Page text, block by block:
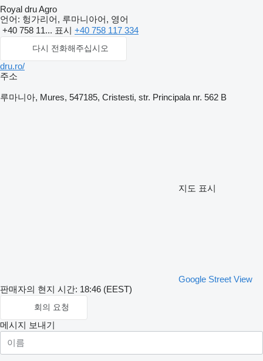
Royal dru Agro
언어: 헝가리어, 루마니아어, 영어
+40 758 11... 표시 +40 758 117 334
다시 전화해주십시오
dru.ro/
주소
루마니아, Mures, 547185, Cristesti, str. Principala nr. 562 B
지도 표시
Google Street View
판매자의 현지 시간: 18:46 (EEST)
회의 요청
메시지 보내기